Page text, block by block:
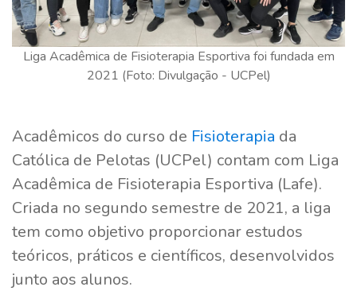
Liga Acadêmica de Fisioterapia Esportiva foi fundada em
2021 (Foto: Divulgação - UCPel)
Acadêmicos do curso de Fisioterapia da
Católica de Pelotas (UCPel) contam com Liga
Acadêmica de Fisioterapia Esportiva (Lafe).
Criada no segundo semestre de 2021, a liga
tem como objetivo proporcionar estudos
teóricos, práticos e científicos, desenvolvidos
junto aos alunos.